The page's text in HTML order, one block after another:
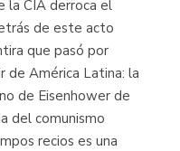
la CIA derroca el
de este acto
que pasó por
de América Latina: la
de Eisenhower de
del comunismo
recios es una